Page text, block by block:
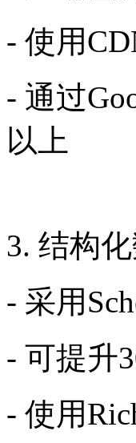
- 使用
- 通过
以上
3. 结构
- 采用
- 可提升
- 使用